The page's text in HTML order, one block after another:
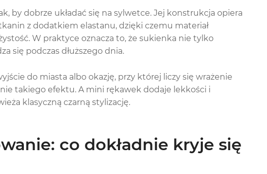
by dobrze układać się na sylwetce. Jej konstrukcja opiera
z dodatkiem elastanu, dzięki czemu materiał
W praktyce oznacza to, że sukienka nie tylko
się podczas dłuższego dnia.
do miasta albo okazję, przy której liczy się wrażenie
takiego efektu. A mini rękawek dodaje lekkości i
klasyczną czarną stylizację.
co dokładnie kryje się